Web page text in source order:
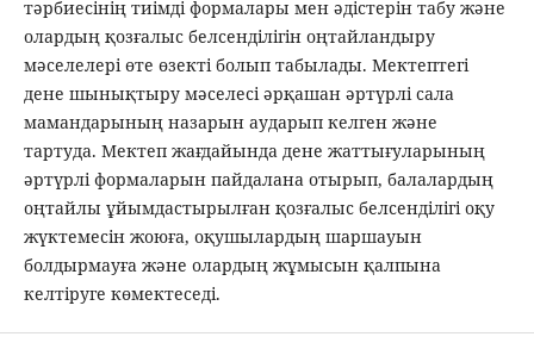
тәрбиесінің тиімді формалары мен әдістерін табу және
олардың қозғалыс белсенділігін оңтайландыру
мәселелері өте өзекті болып табылады. Мектептегі
дене шынықтыру мәселесі әрқашан әртүрлі сала
мамандарының назарын аударып келген және
тартуда. Мектеп жағдайында дене жаттығуларының
әртүрлі формаларын пайдалана отырып, балалардың
оңтайлы ұйымдастырылған қозғалыс белсенділігі оқу
жүктемесін жоюға, оқушылардың шаршауын
болдырмауға және олардың жұмысын қалпына
келтіруге көмектеседі.